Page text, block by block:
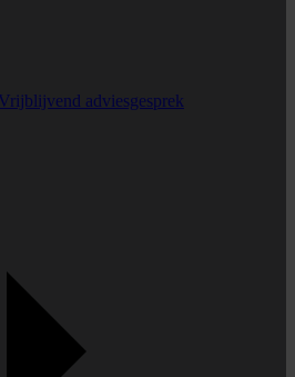
Vrijblijvend adviesgesprek